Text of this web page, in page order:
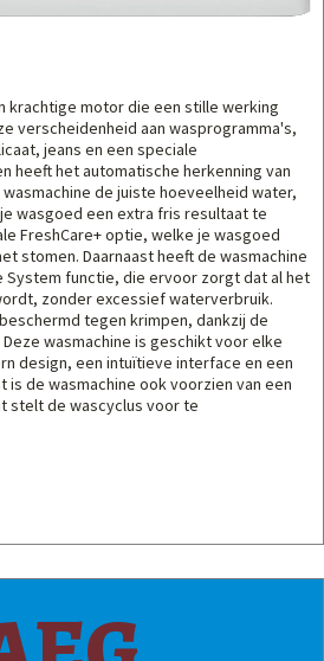
krachtige motor die een stille werking
verscheidenheid aan wasprogramma's,
jeans en een speciale
heeft het automatische herkenning van
de juiste hoeveelheid water,
wasgoed een extra fris resultaat te
FreshCare+ optie, welke je wasgoed
stomen. Daarnaast heeft de wasmachine
System functie, die ervoor zorgt dat al het
zonder excessief waterverbruik.
tegen krimpen, dankzij de
wasmachine is geschikt voor elke
design, een intuïtieve interface en een
is de wasmachine ook voorzien van een
stelt de wascyclus voor te